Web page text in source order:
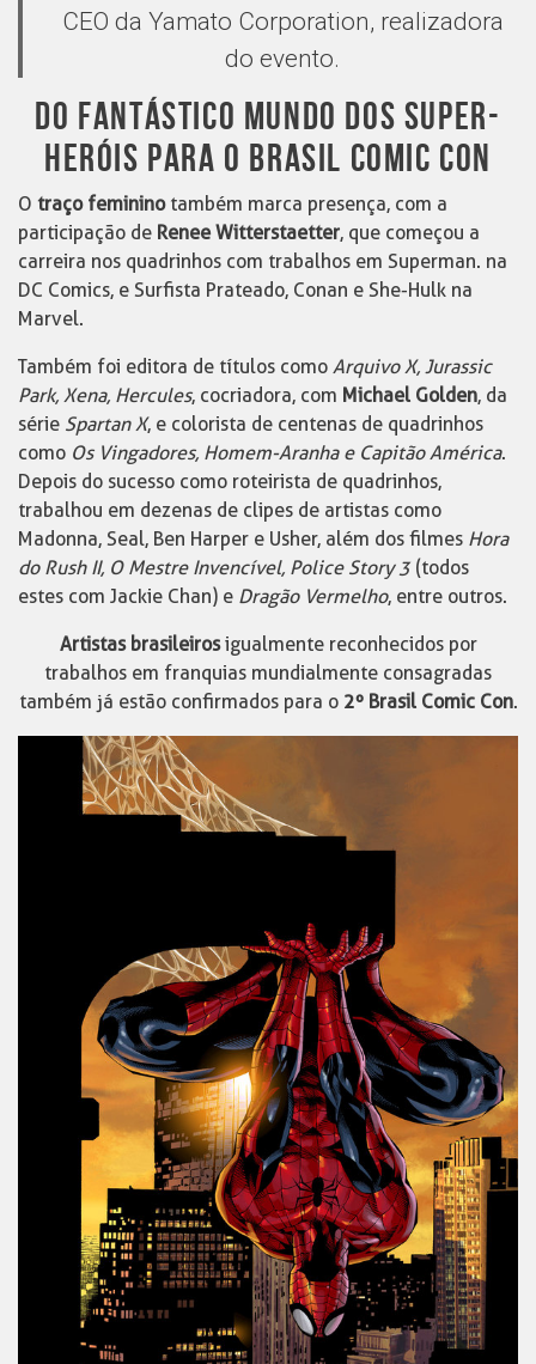
CEO da Yamato Corporation, realizadora
do evento.
DO FANTÁSTICO MUNDO DOS SUPER-
HERÓIS PARA O BRASIL COMIC CON
O traço femininotambém marca presença, com a
participação de Renee Witterstaetter, que começou a
carreira nos quadrinhos com trabalhos em Superman. na
DC Comics, e Surfista Prateado, Conan e She-Hulk na
Marvel.
Também foi editora de títulos como Arquivo X, Jurassic
Park, Xena, Hercules, cocriadora, com Michael Golden, da
série Spartan X, e colorista de centenas de quadrinhos
como Os Vingadores, Homem-Aranha e Capitão América.
Depois do sucesso como roteirista de quadrinhos,
trabalhou em dezenas de clipes de artistas como
Madonna, Seal, Ben Harper e Usher, além dos filmes Hora
do Rush II, O Mestre Invencível, Police Story 3 (todos
estes com Jackie Chan) e Dragão Vermelho, entre outros.
Artistas brasileirosigualmente reconhecidos por
trabalhos em franquias mundialmente consagradas
também já estão confirmados para o2º Brasil Comic Con.